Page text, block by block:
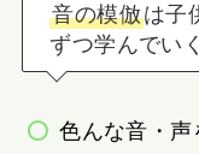
音の模倣は子
ずつ学んでい
色んな音・声